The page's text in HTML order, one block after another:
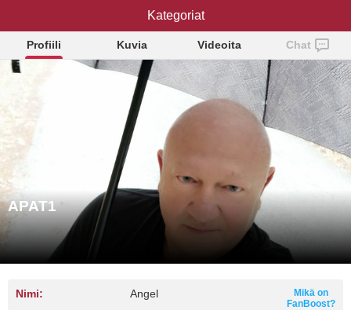
APAT1
Profiili Kuvia Videoita Chat
APAT1
Nimi: Angel
Mikä on
FanBoost?
Kategoriat